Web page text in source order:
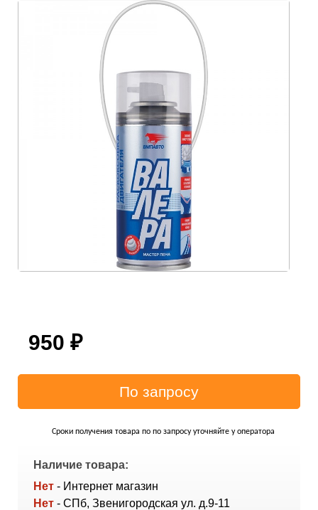
950 ₽
Сроки получения товара по по запросу уточняйте у оператора
Наличие товара:
Нет - Интернет магазин
Нет - СПб, Звенигородская ул. д.9-11